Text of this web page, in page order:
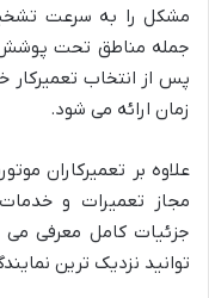
مشکل را به سرعت
جمله مناطق تحت
پس از انتخاب تعمیرکار
زمان ارائه می ‌شود.
علاوه بر تعمیرکاران
مجاز تعمیرات و
جزئیات کامل معرفی می
توانید نزدیک ترین